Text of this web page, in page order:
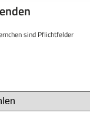
sind Pflichtfelder
Service Hotline
montags bis
+43 512 219 32 - 100